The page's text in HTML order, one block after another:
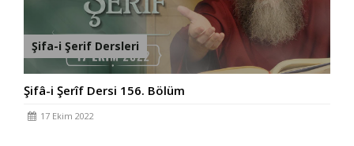
Şifa-i Şerif Dersleri
Şifâ-i Şerîf Dersi 156. Bölüm
17 Ekim 2022